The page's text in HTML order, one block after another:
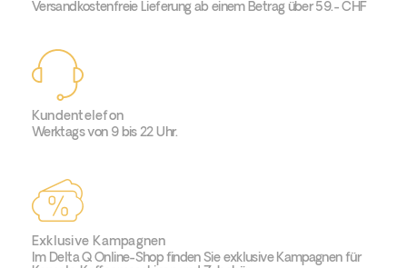
Versandkostenfreie Lieferung ab einem Betrag über 59.- CHF
Kundentelefon
Werktags von 9 bis 22 Uhr.
Exklusive Kampagnen
Im Delta Q Online-Shop finden Sie exklusive Kampagnen für